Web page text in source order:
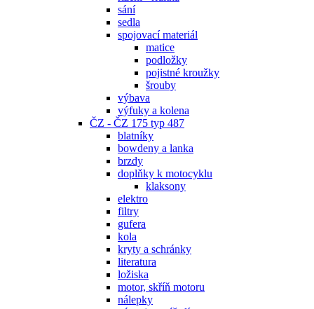
sání
sedla
spojovací materiál
matice
podložky
pojistné kroužky
šrouby
výbava
výfuky a kolena
ČZ - ČZ 175 typ 487
blatníky
bowdeny a lanka
brzdy
doplňky k motocyklu
klaksony
elektro
filtry
gufera
kola
kryty a schránky
literatura
ložiska
motor, skříň motoru
nálepky